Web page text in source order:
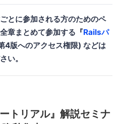
とに参加される方のためのペ
章まとめて参加する『Railsパ
4版へのアクセス権限) などは
い。
トリアル』解説セミナ